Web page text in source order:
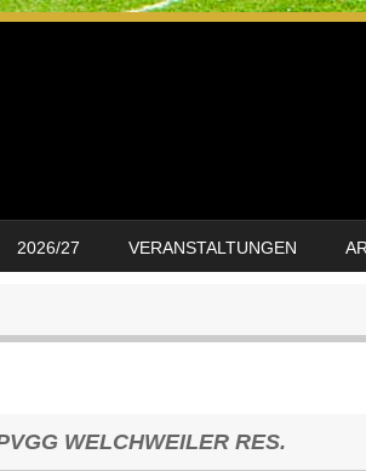
2026/27 VERANSTALTUNGEN
WELCHWEILER RES.